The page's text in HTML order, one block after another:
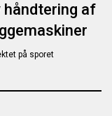
af
på sporet